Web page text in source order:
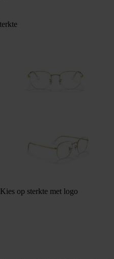
Kies op sterkte met logo